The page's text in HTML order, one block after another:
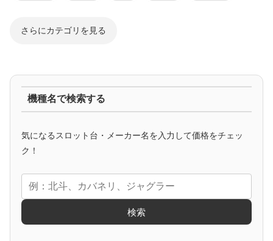
さらにカテゴリを見る
アニメタイアップ
エヴァ コードギアス 化物語 炎炎ノ消防隊
機種名で検索する
気になるスロット台・メーカー名を入力して価格をチェッ
ク！
検索